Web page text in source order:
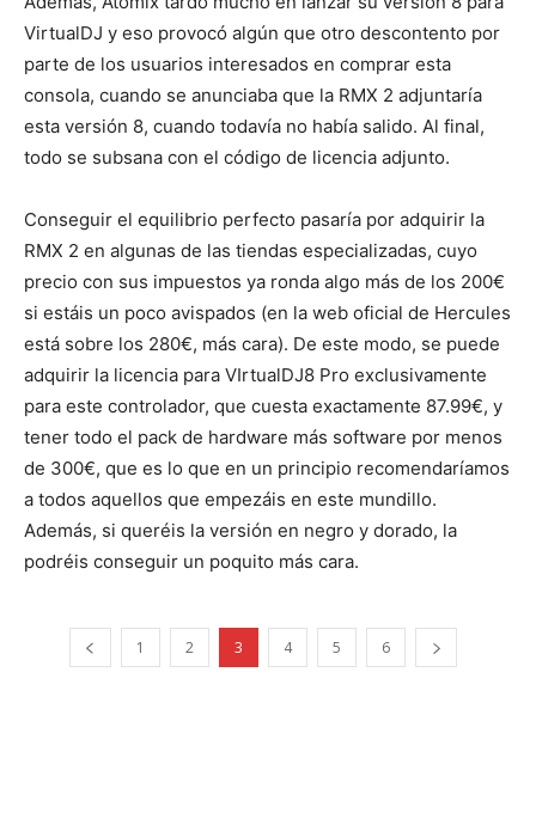
VirtualDJ y eso provocó algún que otro descontento por
parte de los usuarios interesados en comprar esta
consola, cuando se anunciaba que la RMX 2 adjuntaría
esta versión 8, cuando todavía no había salido. Al final,
todo se subsana con el código de licencia adjunto.
Conseguir el equilibrio perfecto pasaría por adquirir la
RMX 2 en algunas de las tiendas especializadas, cuyo
precio con sus impuestos ya ronda algo más de los 200€
si estáis un poco avispados (en la web oficial de Hercules
está sobre los 280€, más cara). De este modo, se puede
adquirir la licencia para VIrtualDJ8 Pro exclusivamente
para este controlador, que cuesta exactamente 87.99€, y
tener todo el pack de hardware más software por menos
de 300€, que es lo que en un principio recomendaríamos
a todos aquellos que empezáis en este mundillo.
Además, si queréis la versión en negro y dorado, la
podréis conseguir un poquito más cara.
1 2 3 4 5 6